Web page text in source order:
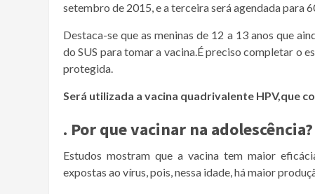
setembro de 2015, e a terceira será agendada para
Destaca-se que as meninas de 12 a 13 anos que
do SUS para tomar a vacina.É preciso completar o
protegida.
Será utilizada a vacina quadrivalente HPV,que
. Por que vacinar na adolescência?
Estudos mostram que a vacina tem maior
expostas ao vírus, pois, nessa idade, há maior